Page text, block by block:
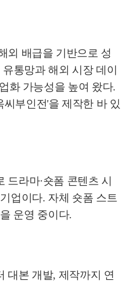
외 배급을 기반으로 성
통망과 해외 시장 데이
화 가능성을 높여 왔다.
씨부인전'을 제작한 바 있
라마·숏폼 콘텐츠 시
업이다. 자체 숏폼 스트
운영 중이다.
대본 개발, 제작까지 연